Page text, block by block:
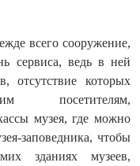
всего сооружение,
сервиса, ведь в ней
отсутствие которых
посетителям,
музея, где можно
чтобы
зданиях музеев,